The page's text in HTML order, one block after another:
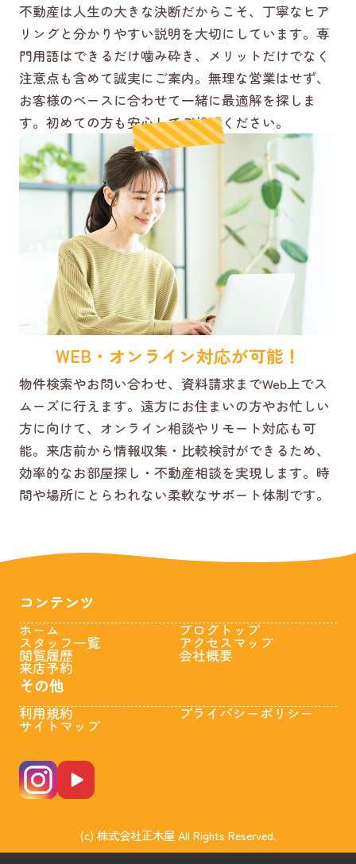
不動産は人生の大きな決断だからこそ、丁寧なヒア
リングと分かりやすい説明を大切にしています。専
門用語はできるだけ噛み砕き、メリットだけでなく
注意点も含めて誠実にご案内。無理な営業はせず、
お客様のペースに合わせて一緒に最適解を探しま
す。初めての方も安心してご相談ください。
WEB・オンライン対応が可能！
物件検索やお問い合わせ、資料請求までWeb上でス
ムーズに行えます。遠方にお住まいの方やお忙しい
方に向けて、オンライン相談やリモート対応も可
能。来店前から情報収集・比較検討ができるため、
効率的なお部屋探し・不動産相談を実現します。時
間や場所にとらわれない柔軟なサポート体制です。
コンテンツ
ホーム
スタッフ一覧
閲覧履歴
来店予約
ブログトップ
アクセスマップ
会社概要
その他
利用規約
サイトマップ
プライバシーポリシー
(c) 株式会社正木屋 All Rights Reserved.